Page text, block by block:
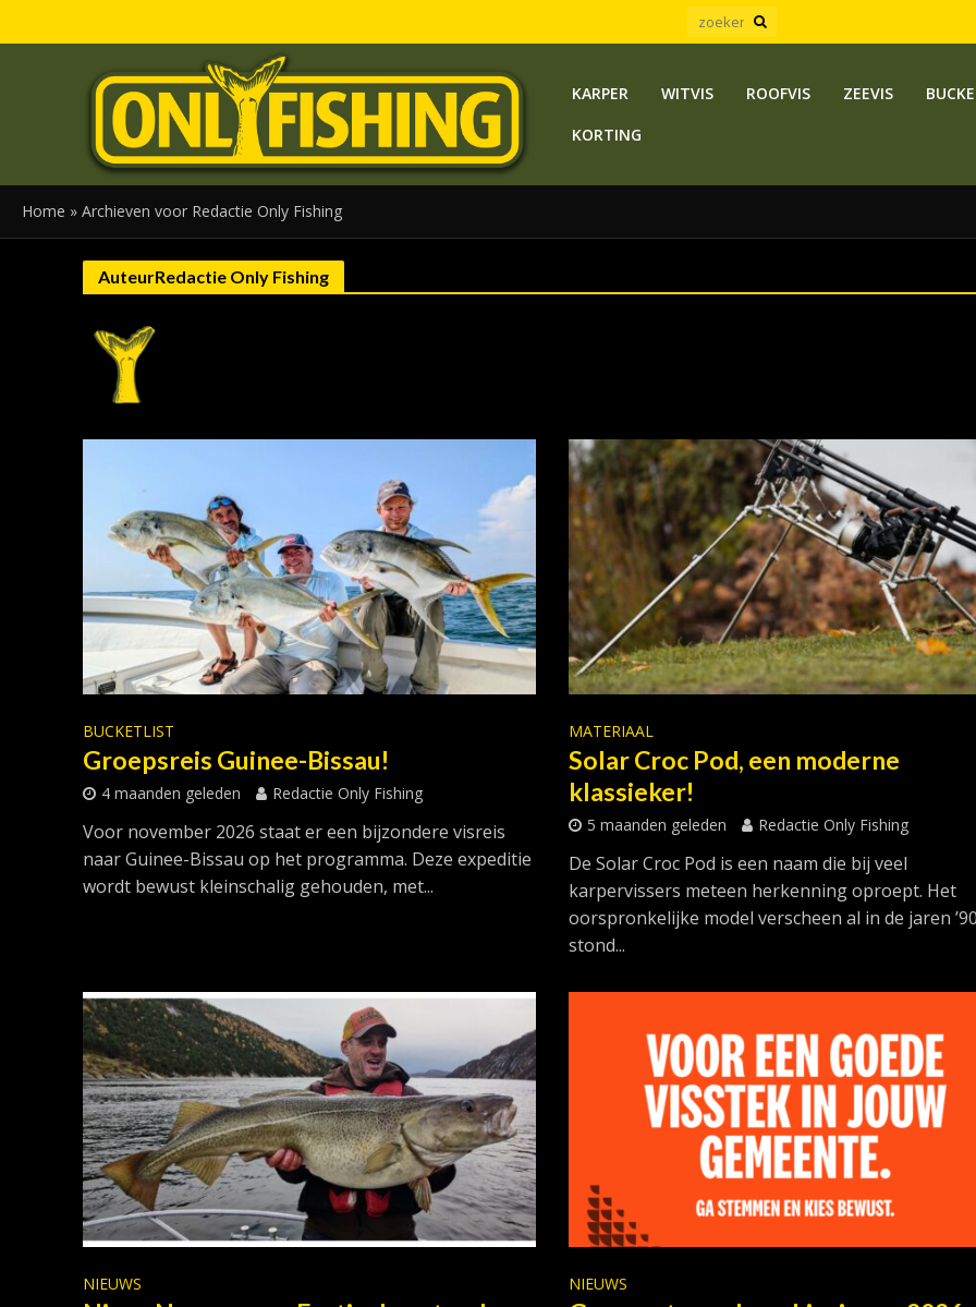
KARPER WITVIS ROOFVIS ZEEVIS
KORTING
Home » Archieven voor Redactie Only Fishing
AuteurRedactie Only Fishing
BUCKETLIST
Groepsreis Guinee-Bissau!
4 maanden geleden Redactie Only Fishing
Voor november 2026 staat er een bijzondere visreis
naar Guinee-Bissau op het programma. Deze expeditie
wordt bewust kleinschalig gehouden, met...
MATERIAAL
Solar Croc Pod, een moderne
klassieker!
5 maanden geleden Redactie Only Fishing
De Solar Croc Pod is een naam die bij veel
karpervissers meteen herkenning oproept. Het
oorspronkelijke model verscheen al in de jaren
stond...
NIEUWS NIEUWS